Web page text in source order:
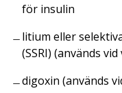
för insulin
litium eller
(SSRI) (används
digoxin (används